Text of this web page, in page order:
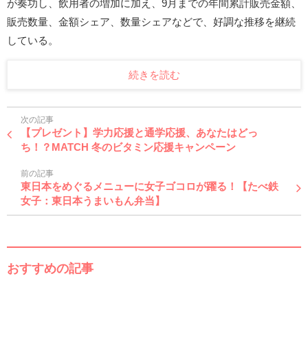
が奏功し、飲用者の増加に加え、9月までの年間累計販売金額、
販売数量、金額シェア、数量シェアなどで、好調な推移を継続
している。
続きを読む
次の記事
【プレゼント】学力応援と通学応援、あなたはどっ
ち！？MATCH 冬のビタミン応援キャンペーン
前の記事
東日本をめぐるメニューに女子ゴコロが躍る！【たべ鉄
女子：東日本うまいもん弁当】
おすすめの記事